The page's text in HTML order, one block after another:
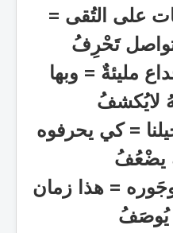
على التُقى =
تَحْرِفُ
مليئةٌ = وبها
لايُكشفُ
= كي يحرفوه
يضْعُفُ
وجَوره = هذا زمان
يُوصَفُ